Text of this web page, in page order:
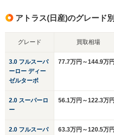
アトラス(日産)のグレード
グレード 買取相場
3.0 フルスーパ
ーロー ディー
ゼルターボ
77.7万円～144.9万円
2.0 スーパーロ
ー
56.1万円～122.3万円
2.0 フルスーパ
63.3万円～120.5万円